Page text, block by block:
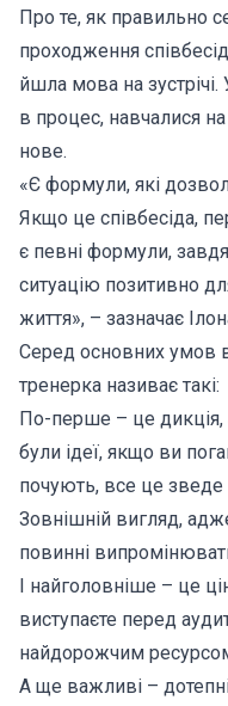
Про те, як правильно
проходження
йшла мова на
в процес, навчалися
нове.
«Є формули, які
Якщо це співбесіда,
є певні формули,
ситуацію позитивно
життя», – зазначає
Серед основних умов
тренерка називає такі:
По-перше – це дикція,
були ідеї, якщо ви
почують, все це зведе
Зовнішній вигляд,
повинні
І найголовніше – це
виступаєте перед
найдорожчим
А ще важливі –